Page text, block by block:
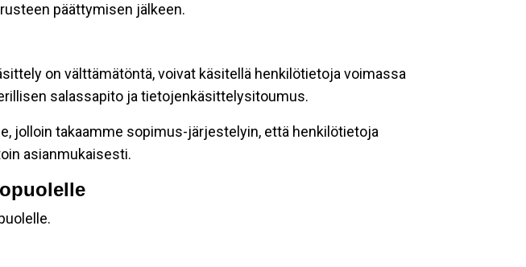
päättymisen jälkeen.
on välttämätöntä, voivat käsitellä henkilötietoja voimassa
salassapito ja tietojenkäsittelysitoumus.
jolloin takaamme sopimus-järjestelyin, että henkilötietoja
asianmukaisesti.